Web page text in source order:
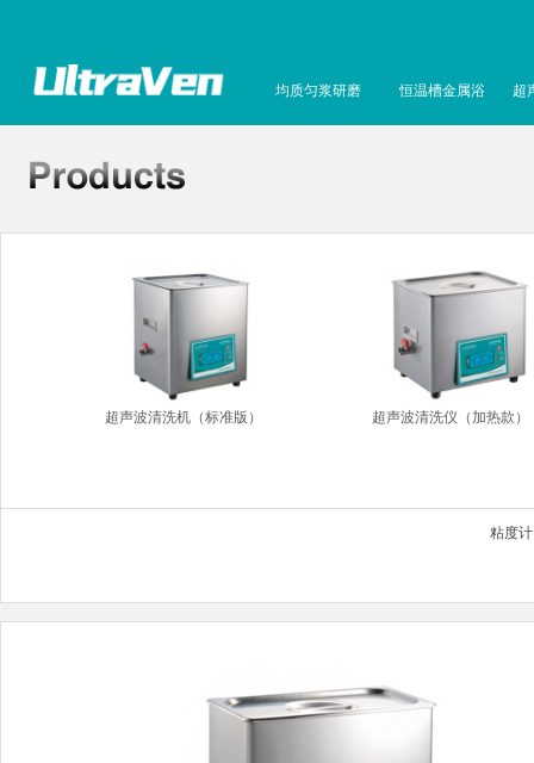
均质匀浆研磨 恒温槽金属浴 超
超声波清洗机（标准版） 超声波清洗仪（加热款）
粘度计